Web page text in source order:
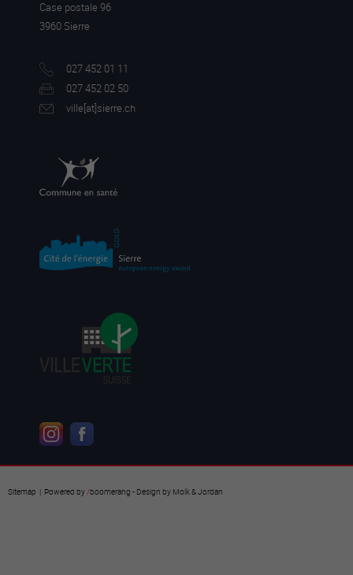
Case postale 96
3960 Sierre
027 452 01 11
027 452 02 50
ville[at]sierre.ch
Sitemap | Powered by/boomerang - Design by Molk & Jordan